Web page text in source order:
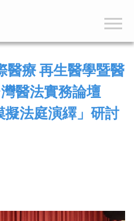
醫療 再生醫學暨醫
醫法實務論壇
擬法庭演繹」研討